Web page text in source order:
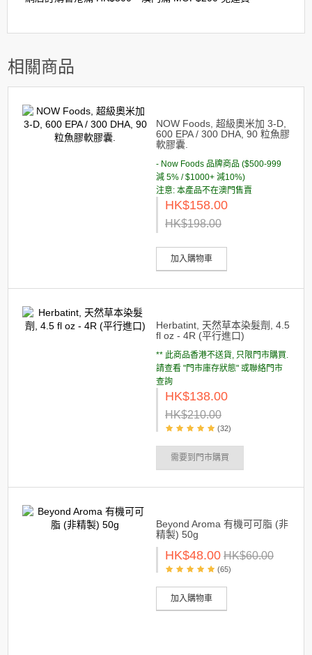
相關商品
NOW Foods, 超級奧米加 3-D,
600 EPA / 300 DHA, 90 粒魚膠
軟膠囊.
- Now Foods 品牌商品 ($500-999
減 5% / $1000+ 減10%)
注意: 本產品不在澳門售賣
HK$158.00
HK$198.00
加入購物車
Herbatint, 天然草本染髮劑, 4.5
fl oz - 4R (平行進口)
** 此商品香港不送貨, 只限門市購買.
請查看 "門市庫存狀態" 或聯絡門市
查詢
HK$138.00
HK$210.00
(32)
需要到門市購買
Beyond Aroma 有機可可脂 (非
精製) 50g
HK$48.00 HK$60.00
(65)
加入購物車